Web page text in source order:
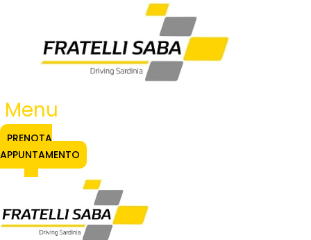
contenuto
Menu
PRENOTA
APPUNTAMENTO